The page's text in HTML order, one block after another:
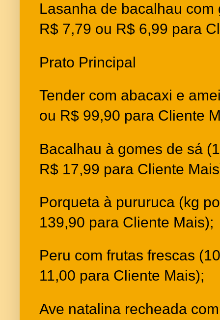
Lasanha de bacalhau
R$ 7,79 ou R$ 6,99 para
Prato Principal
Tender com abacaxi e
ou R$ 99,90 para Cliente
Bacalhau à gomes de sá
R$ 17,99 para Cliente
Porqueta à pururuca (kg
139,90 para Cliente Mais);
Peru com frutas frescas
11,00 para Cliente Mais);
Ave natalina recheada